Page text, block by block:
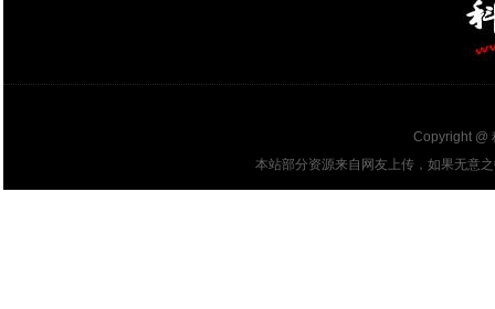
Copyright @
本站部分资源来自网友上传，如果无意